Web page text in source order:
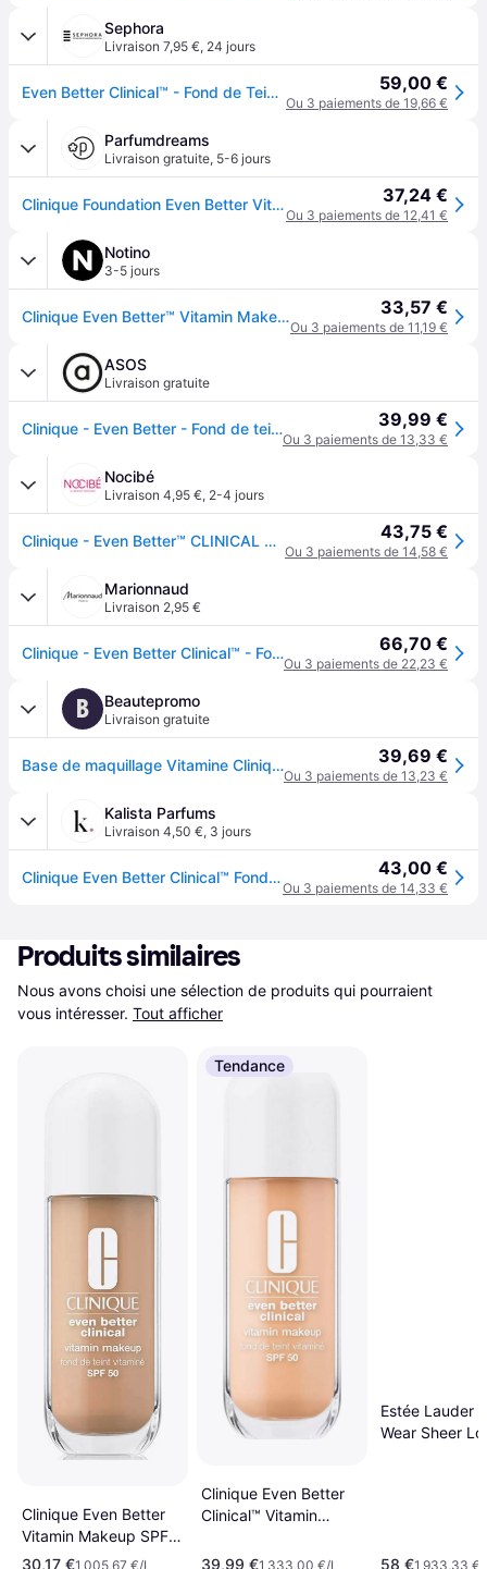
Sephora
Livraison 7,95 €, 24 jours
Even Better Clinical™ - Fond de Teint Vitaminé SPF 50 59,00 €
Ou 3 paiements de 19,66 €
Parfumdreams
Livraison gratuite, 5-6 jours
Clinique Foundation Even Better Vitamin Makeup SPF50 Fond de teint Homme 30 ml 37,24 €
Ou 3 paiements de 12,41 €
Notino
3-5 jours
Clinique Even Better™ Vitamin Makeup fond de teint liquide SPF 50 teinte Light Warm 3 30 ml 33,57 €
Ou 3 paiements de 11,19 €
ASOS
Livraison gratuite
Clinique - Even Better - Fond de teint vitamine SPF50-Neutre 39,99 €
Ou 3 paiements de 13,33 €
Nocibé
Livraison 4,95 €, 2-4 jours
Clinique - Even Better™ CLINICAL Vitaminé SPF50 Fond de teint 30 ml Nude unisex 43,75 €
Ou 3 paiements de 14,58 €
Marionnaud
Livraison 2,95 €
Clinique - Even Better Clinical™ - Fond De Teint Vitaminé - Spf 50 - Light Warm 3 66,70 €
Ou 3 paiements de 22,23 €
B Beautepromo
Livraison gratuite
Base de maquillage Vitamine Clinique Even Better SPF50 3-Light Warm 30 ml 39,69 €
Ou 3 paiements de 13,23 €
Kalista Parfums
Livraison 4,50 €, 3 jours
Clinique Even Better Clinical™ Fond de Teint Fluide 43,00 €
Ou 3 paiements de 14,33 €
Produits similaires
Nous avons choisi une sélection de produits qui pourraient
vous intéresser. Tout afficher
Clinique Even Better
Vitamin Makeup SPF
50 - 30ml
30,17 €1 005,67 €/L
Tendance
Clinique Even Better
Clinical™ Vitamin
SPF50 #01 Light
39,99 €1 333,00 €/L
Estée Lauder
Wear Sheer
58 €1 933,33 €/